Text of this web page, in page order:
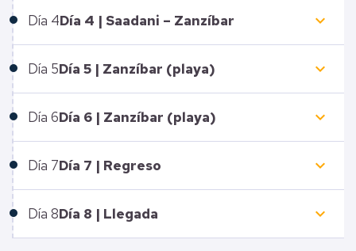
Día 4Día 4 | Saadani – Zanzíbar keyboard_arrow_down
Día 5Día 5 | Zanzíbar (playa) keyboard_arrow_down
Día 6Día 6 | Zanzíbar (playa) keyboard_arrow_down
Día 7Día 7 | Regreso keyboard_arrow_down
Día 8Día 8 | Llegada keyboard_arrow_down